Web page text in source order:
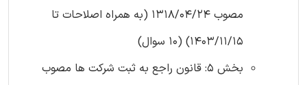
مصوب 1318/04/24 (به همراه اصلاحات تا
1403/11/15) (10 سوال)
بخش 5: قانون راجع به ثبت شرکت ها مصوب